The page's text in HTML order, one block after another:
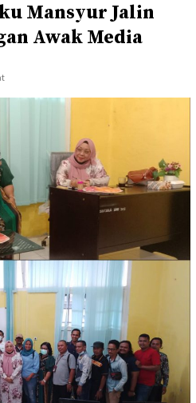
Mansyur Jalin
Awak Media